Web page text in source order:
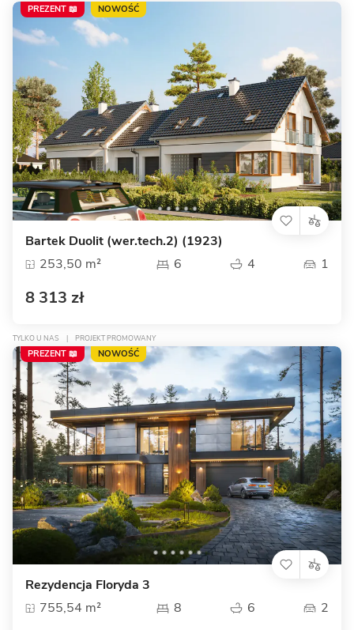
Bartek Duolit (wer.tech.2) (1923)
253,50 m²
6 4 1
8 313 zł
PREZENT 📖 NOWOŚĆ
TYLKO U NAS | PROJEKT PROMOWANY
Rezydencja Floryda 3
755,54 m²
8 6 2
PREZENT 📖 NOWOŚĆ